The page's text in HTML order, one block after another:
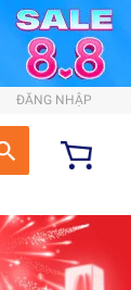
ĐĂNG NHẬP